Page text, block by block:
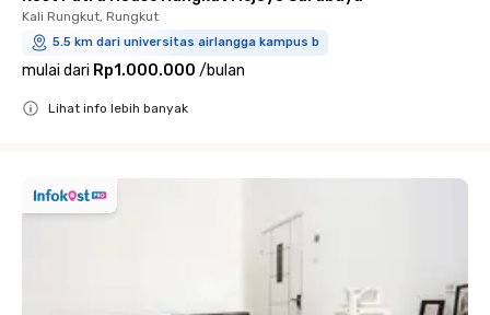
Kali Rungkut, Rungkut
5.5 km dari universitas airlangga kampus b
mulai dari Rp1.000.000 /bulan
Lihat info lebih banyak